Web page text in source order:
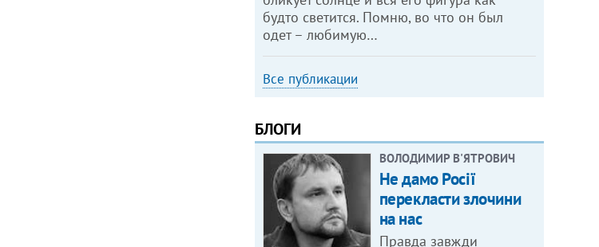
будто светится. Помню, во что он был
одет – любимую…
Все публикации
БЛОГИ
ВОЛОДИМИР В'ЯТРОВИЧ
Не дамо Росії
перекласти злочини
на нас
Правда завжди